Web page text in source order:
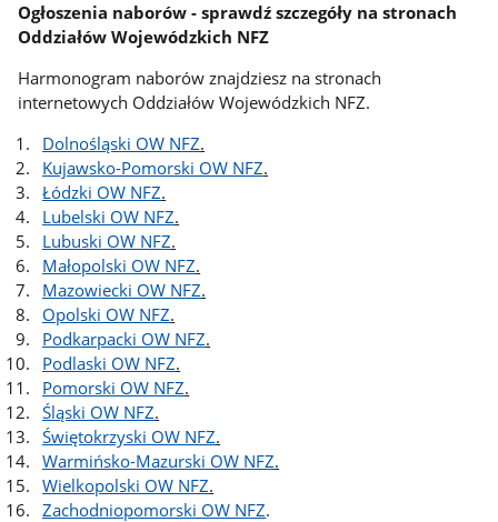
Ogłoszenia naborów - sprawdź szczegóły na stronach
Oddziałów Wojewódzkich NFZ
Harmonogram naborów znajdziesz na stronach
internetowych Oddziałów Wojewódzkich NFZ.
Dolnośląski OW NFZ.
Kujawsko-Pomorski OW NFZ.
Łódzki OW NFZ.
Lubelski OW NFZ.
Lubuski OW NFZ.
Małopolski OW NFZ.
Mazowiecki OW NFZ.
Opolski OW NFZ.
Podkarpacki OW NFZ.
Podlaski OW NFZ.
Pomorski OW NFZ.
Śląski OW NFZ.
Świętokrzyski OW NFZ.
Warmińsko-Mazurski OW NFZ.
Wielkopolski OW NFZ.
Zachodniopomorski OW NFZ.